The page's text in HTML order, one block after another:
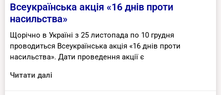
Всеукраїнська акція «16 днів проти
насильства»
Щорічно в Україні з 25 листопада по 10 грудня
проводиться Всеукраїнська акція «16 днів проти
насильства». Дати проведення акції є
Читати далі